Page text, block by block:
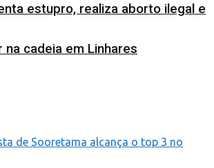
estupro, realiza aborto ilegal e
na cadeia em Linhares